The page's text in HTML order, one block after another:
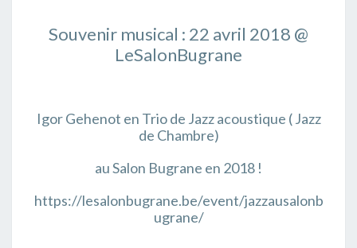
Souvenir musical : 22 avril 2018 @
LeSalonBugrane
Igor Gehenot en Trio de Jazz acoustique ( Jazz
de Chambre)
au Salon Bugrane en 2018 !
https://lesalonbugrane.be/event/jazzausalonb
ugrane/